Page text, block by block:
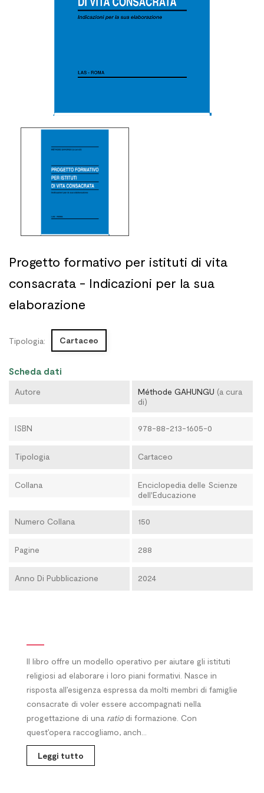
Progetto formativo per istituti di vita
consacrata - Indicazioni per la sua
elaborazione
Tipologia: Cartaceo
Scheda dati
Autore Méthode GAHUNGU (a cura
di)
ISBN 978-88-213-1605-0
Tipologia Cartaceo
Collana
Enciclopedia delle Scienze
dell'Educazione
Numero Collana 150
Pagine 288
Anno Di Pubblicazione 2024
Il libro offre un modello operativo per aiutare gli istituti
religiosi ad elaborare i loro piani formativi. Nasce in
risposta all’esigenza espressa da molti membri di famiglie
consacrate di voler essere accompagnati nella
progettazione di una ratiodi formazione. Con
quest’opera raccogliamo, anch...
Leggi tutto